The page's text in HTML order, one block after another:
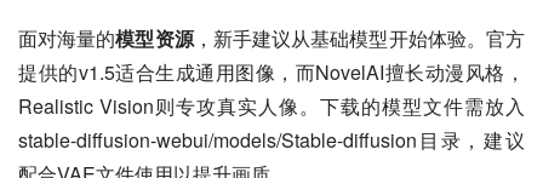
面对海量的模型资源，新手建议从基础模型开始体验。官方
提供的v1.5适合生成通用图像，而NovelAI擅长动漫风格，
Realistic Vision则专攻真实人像。下载的模型文件需放入
stable-diffusion-webui/models/Stable-diffusion目录，建议